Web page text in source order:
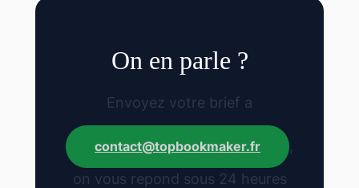
On en parle ?
Envoyez votre brief a
contact@topbookmaker.fr
,
on vous repond sous 24 heures